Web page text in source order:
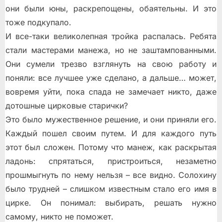
они были юны, раскрепощены, обаятельны. И это
тоже подкупало.
И все-таки великолепная тройка распалась. Ребята
стали мастерами манежа, но не заштампованными.
Они сумели трезво взглянуть на свою работу и
поняли: все лучшее уже сделано, а дальше… может,
вовремя уйти, пока спада не замечает никто, даже
дотошные цирковые старички?
Это было мужественное решение, и они приняли его.
Каждый пошел своим путем. И для каждого путь
этот был сложен. Потому что манеж, как раскрытая
ладонь: спрятаться, пристроиться, незаметно
прошмыгнуть по нему нельзя – все видно. Солохину
было трудней – слишком известным стало его имя в
цирке. Он понимал: выбирать, решать нужно
самому, никто не поможет.